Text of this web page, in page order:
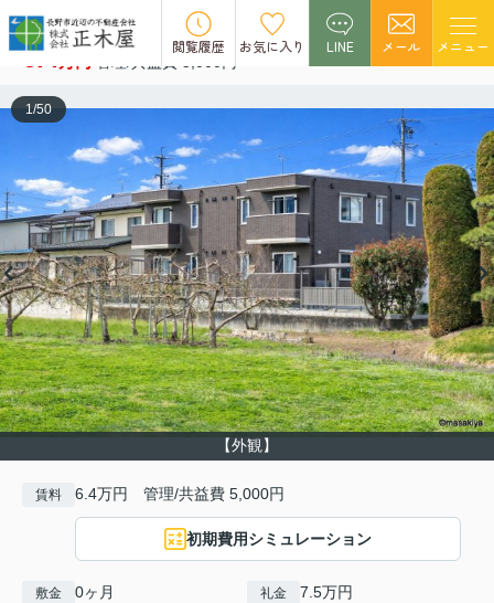
閲覧履歴 お気に入り LINE メール メニュー
エイト クラウド 105
6.4
【外観】
1/50
賃料 6.4万円 管理/共益費 5,000円
初期費用シミュレーション
敷金 0ヶ月 礼金 7.5万円